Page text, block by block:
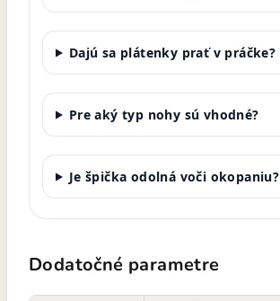
Dajú sa plátenky prať v práčke?
Pre aký typ nohy sú vhodné?
Je špička odolná voči okopaniu?
Dodatočné parametre